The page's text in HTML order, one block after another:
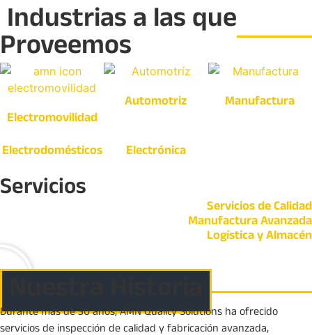
Industrias a las que
Proveemos
Electromovilidad
Automotriz Manufactura
Electrodomésticos Electrónica
Servicios
Servicios de Calidad
Manufactura Avanzada
Logística y Almacén
Durante más de 30 años, AMN Quality Solutions ha ofrecido
servicios de inspección de calidad y fabricación avanzada,